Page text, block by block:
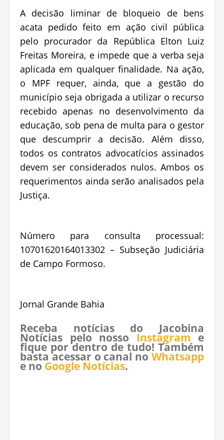
A decisão liminar de bloqueio de bens
acata pedido feito em ação civil pública
pelo procurador da República Elton Luiz
Freitas Moreira, e impede que a verba seja
aplicada em qualquer finalidade. Na ação,
o MPF requer, ainda, que a gestão do
município seja obrigada a utilizar o recurso
recebido apenas no desenvolvimento da
educação, sob pena de multa para o gestor
que descumprir a decisão. Além disso,
todos os contratos advocatícios assinados
devem ser considerados nulos. Ambos os
requerimentos ainda serão analisados pela
Justiça.
Número para consulta processual:
10701620164013302 – Subseção Judiciária
de Campo Formoso.
Jornal Grande Bahia
Receba notícias do Jacobina
Notícias pelo nosso Instagram e
fique por dentro de tudo! Também
basta acessar o canal no Whatsapp
e no Google Notícias.